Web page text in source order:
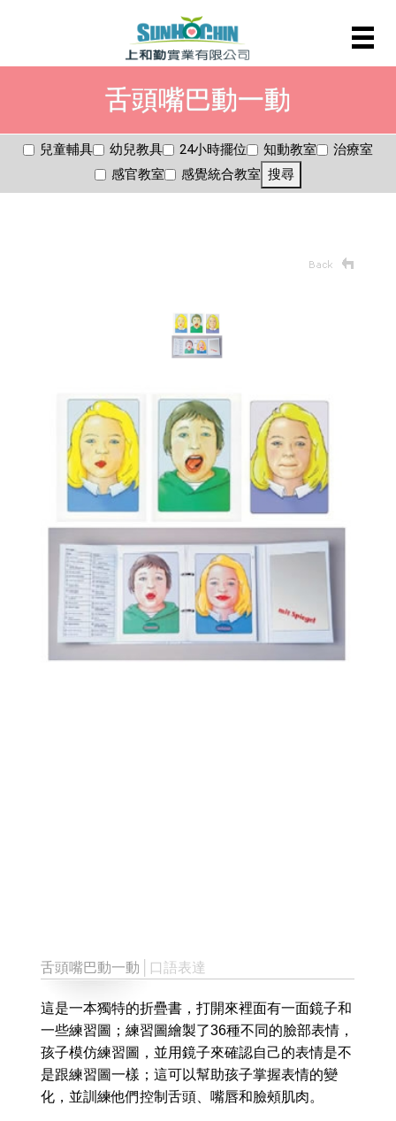
舌頭嘴巴動一動
兒童輔具 幼兒教具 24小時擺位 知動教室
治療室
感官教室
感覺統合教室 搜尋
舌頭嘴巴動一動 │口語表達
這是一本獨特的折疊書，打開來裡面有一面鏡子和
一些練習圖；練習圖繪製了36種不同的臉部表情，
孩子模仿練習圖，並用鏡子來確認自己的表情是不
是跟練習圖一樣；這可以幫助孩子掌握表情的變
化，並訓練他們控制舌頭、嘴唇和臉頰肌肉。